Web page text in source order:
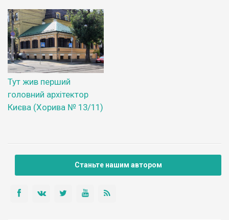
Тут жив перший
головний архітектор
Києва (Хорива № 13/11)
Станьте нашим автором